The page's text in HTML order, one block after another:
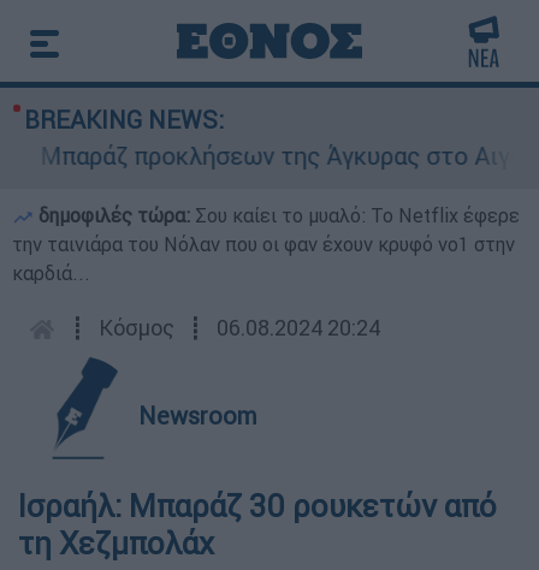
BREAKING NEWS:
Μπαράζ προκλήσεων της Άγκυρας στο Αιγαίο:
δημοφιλές τώρα: Σου καίει το μυαλό: Το Netflix έφερε
την ταινιάρα του Νόλαν που οι φαν έχουν κρυφό νο1 στην
καρδιά...
┋ Κόσμος ┋ 06.08.2024 20:24
Newsroom
Ισραήλ: Μπαράζ 30 ρουκετών από
τη Χεζμπολάχ